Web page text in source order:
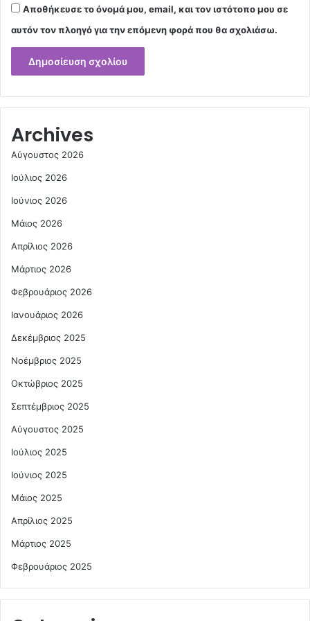
Αποθήκευσε το όνομά μου, email, και τον ιστότοπο μου σε
αυτόν τον πλοηγό για την επόμενη φορά που θα σχολιάσω.
Archives
Αύγουστος 2026
Ιούλιος 2026
Ιούνιος 2026
Μάιος 2026
Απρίλιος 2026
Μάρτιος 2026
Φεβρουάριος 2026
Ιανουάριος 2026
Δεκέμβριος 2025
Νοέμβριος 2025
Οκτώβριος 2025
Σεπτέμβριος 2025
Αύγουστος 2025
Ιούλιος 2025
Ιούνιος 2025
Μάιος 2025
Απρίλιος 2025
Μάρτιος 2025
Φεβρουάριος 2025